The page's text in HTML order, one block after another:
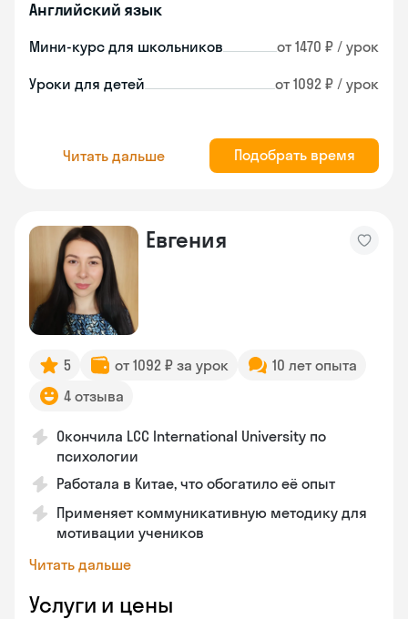
Английский язык
Мини-курс для школьников от 1470 ₽ / урок
Уроки для детей от 1092 ₽ / урок
Читать дальше Подобрать время
Евгения
5 от 1092 ₽ за урок
10 лет опыта
4 отзыва
Окончила LCC International University по
психологии
Работала в Китае, что обогатило её опыт
Применяет коммуникативную методику для
мотивации учеников
Читать дальше
Услуги и цены